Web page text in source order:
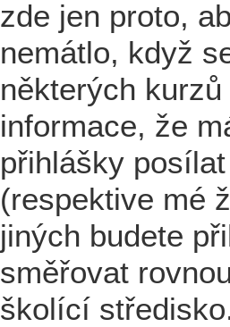
zde jen proto,
nemátlo, když
některých
informace, že
přihlášky
(respektive mé
jiných budete
směřovat
školící